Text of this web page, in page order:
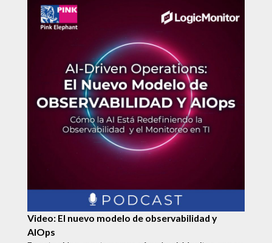
Video: El nuevo modelo de observabilidad y
AIOps